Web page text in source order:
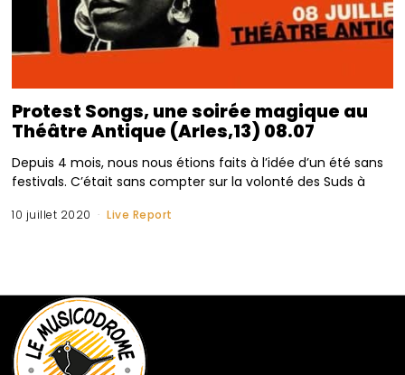
Protest Songs, une soirée magique au
Théâtre Antique (Arles,13) 08.07
Depuis 4 mois, nous nous étions faits à l’idée d’un été sans
festivals. C’était sans compter sur la volonté des Suds à
10 juillet 2020 Live Report